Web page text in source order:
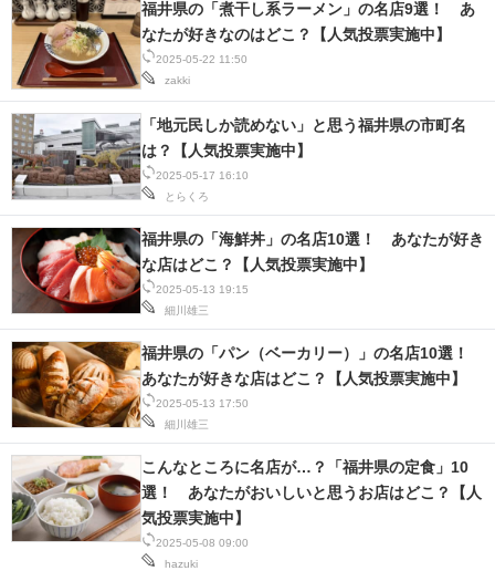
2025-05-22 11:50
zakki
福井県の「煮干し系ラーメン」の名店9選！ あ
なたが好きなのはどこ？【人気投票実施中】
2025-05-17 16:10
とらくろ
「地元民しか読めない」と思う福井県の市町名
は？【人気投票実施中】
2025-05-13 19:15
細川雄三
福井県の「海鮮丼」の名店10選！ あなたが好き
な店はどこ？【人気投票実施中】
2025-05-13 17:50
細川雄三
福井県の「パン（ベーカリー）」の名店10選！
あなたが好きな店はどこ？【人気投票実施中】
2025-05-08 09:00
hazuki
こんなところに名店が…？「福井県の定食」10
選！ あなたがおいしいと思うお店はどこ？【人
気投票実施中】